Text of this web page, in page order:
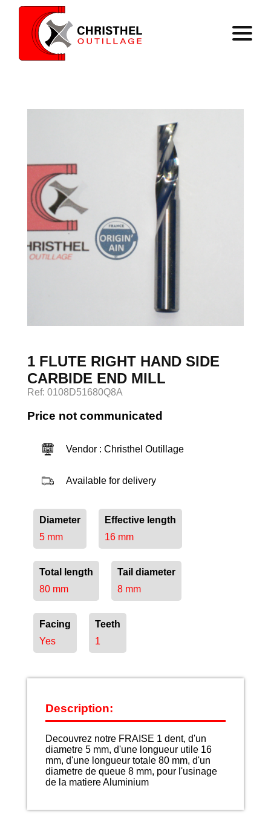
Contact
Register
1 FLUTE RIGHT HAND SIDE
CARBIDE END MILL
Ref: 0108D51680Q8A
Price not communicated
Vendor : Christhel Outillage
Available for delivery
Diameter
5 mm
Effective length
16 mm
Total length
80 mm
Tail diameter
8 mm
Facing
Yes
Teeth
1
Description:
Decouvrez notre FRAISE 1 dent, d'un
diametre 5 mm, d'une longueur utile 16
mm, d'une longueur totale 80 mm, d'un
diametre de queue 8 mm, pour l'usinage
de la matiere Aluminium